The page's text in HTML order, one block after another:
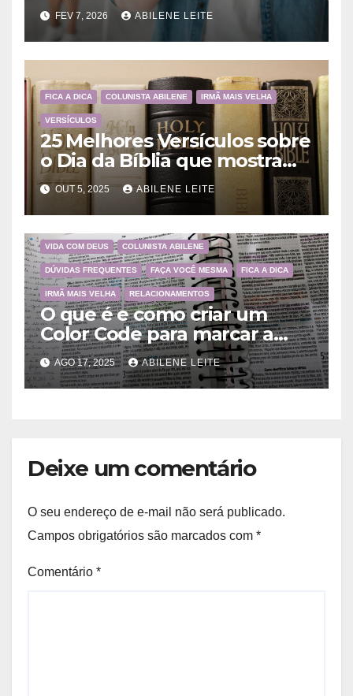
ensina
FEV 7, 2026 ABILENE LEITE
FICA A DICA COLUNISTA ABILENE IRMÃ MAIS VELHA
VERSÍCULOS
25 Melhores Versículos sobre
o Dia da Bíblia que mostram
a importância da Palavra de
Deus
OUT 5, 2025 ABILENE LEITE
VIDA COM DEUS COLUNISTA ABILENE
DÚVIDAS FREQUENTES FAÇA VOCÊ MESMA FICA A DICA
IRMÃ MAIS VELHA RELACIONAMENTOS
O que é e como criar um
Color Code para marcar a
Bíblia?
AGO 17, 2025 ABILENE LEITE
Deixe um comentário
O seu endereço de e-mail não será publicado.
Campos obrigatórios são marcados com *
Comentário *